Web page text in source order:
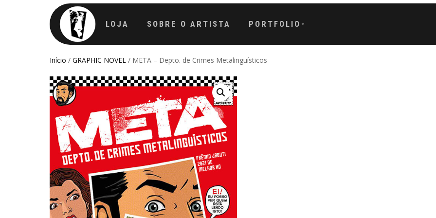
LOJA SOBRE O ARTISTA PORTFOLIO
Início / GRAPHIC NOVEL / META – Depto. de Crimes Metalinguísticos